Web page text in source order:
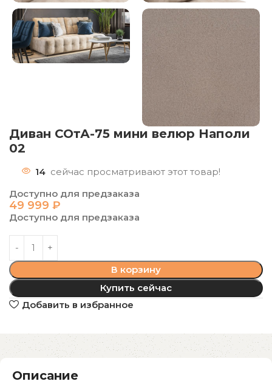
Диван СОтА-75 мини велюр Наполи
02
14 сейчас просматривают этот товар!
Доступно для предзаказа
49 999 ₽
Доступно для предзаказа
В корзину
Купить сейчас
Добавить в избранное
Описание